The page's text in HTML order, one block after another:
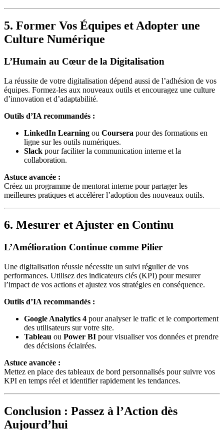
5. Former Vos Équipes et Adopter une
Culture Numérique
L’Humain au Cœur de la Digitalisation
La réussite de votre digitalisation dépend aussi de l’adhésion de vos
équipes. Formez-les aux nouveaux outils et encouragez une culture
d’innovation et d’adaptabilité.
Outils d’IA recommandés :
LinkedIn Learning ou Coursera pour des formations en
ligne sur les outils numériques.
Slack pour faciliter la communication interne et la
collaboration.
Astuce avancée :
Créez un programme de mentorat interne pour partager les
meilleures pratiques et accélérer l’adoption des nouveaux outils.
6. Mesurer et Ajuster en Continu
L’Amélioration Continue comme Pilier
Une digitalisation réussie nécessite un suivi régulier de vos
performances. Utilisez des indicateurs clés (KPI) pour mesurer
l’impact de vos actions et ajustez vos stratégies en conséquence.
Outils d’IA recommandés :
Google Analytics 4 pour analyser le trafic et le comportement
des utilisateurs sur votre site.
Tableau ou Power BI pour visualiser vos données et prendre
des décisions éclairées.
Astuce avancée :
Mettez en place des tableaux de bord personnalisés pour suivre vos
KPI en temps réel et identifier rapidement les tendances.
Conclusion : Passez à l’Action dès
Aujourd’hui